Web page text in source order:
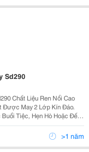
Sd290
Cao
Được May 2 Lớp Kín Đáo.
Tiệc, Hẹn Hò Hoặc Đến
Phẩm S: Ngực 8
>1 năm